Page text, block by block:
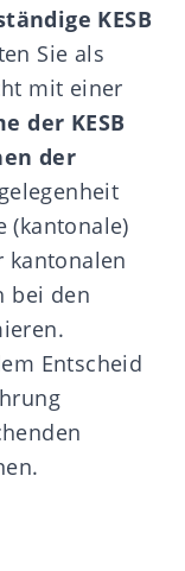
KESB
Sie als
mit einer
der KESB
der
(kantonale)
kantonalen
bei den
Entscheid